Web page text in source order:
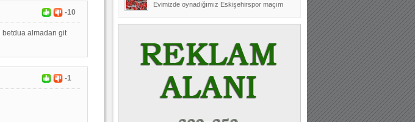
-10
almadan git
-1
Evimizde oynadığımız Eskişehirspor maçım